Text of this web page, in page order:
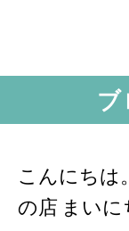
ブ
こんにちは
の店 まい